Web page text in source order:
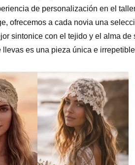
de personalización en el
ofrecemos a cada novia una
sintonice con el tejido y el alma de
es una pieza única e irrepetible